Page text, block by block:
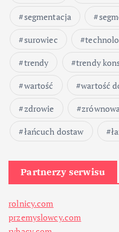
segmentacja
surowiec
trendy
trendy
wartość
wartość
zdrowie
łańcuch dostaw
Partnerzy serwisu
rolnicy.com
przemyslowcy.com